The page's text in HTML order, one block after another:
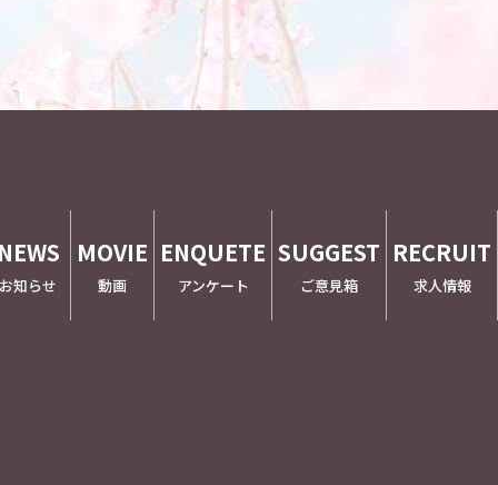
お知らせ
MOVIE
動画
ENQUETE
アンケート
SUGGEST
ご意見箱
RECRUIT
求人情報